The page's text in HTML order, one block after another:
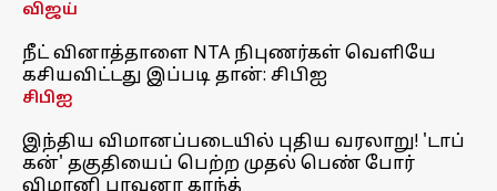
விஜய்
நீட் வினாத்தாளை NTA நிபுணர்கள் வெளியே
கசியவிட்டது இப்படி தான்: சிபிஐ
சிபிஐ
இந்திய விமானப்படையில் புதிய வரலாறு! 'டாப்
கன்' தகுதியைப் பெற்ற முதல் பெண் போர்
விமானி பாவனா காந்த்